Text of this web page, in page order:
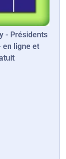
- Présidents
en ligne et